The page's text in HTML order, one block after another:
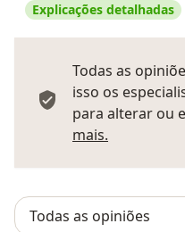
Explicações detalhadas
Todas as
isso os
para alterar ou
mais.